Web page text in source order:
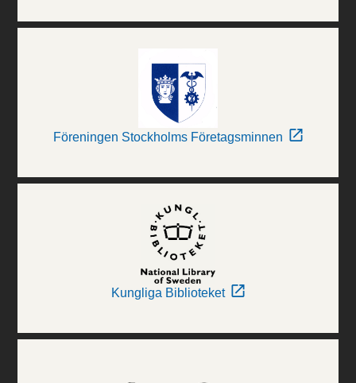
Föreningen Stockholms Företagsminnen
Kungliga Biblioteket